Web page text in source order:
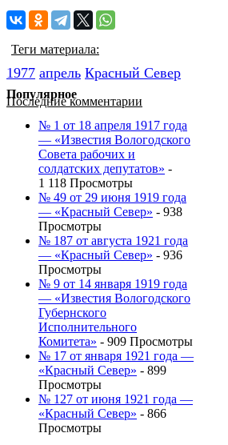
Теги материала:
1977 апрель Красный Cевер
Последние комментарии
Популярное
№ 1 от 18 апреля 1917 года
— «Известия Вологодского
Совета рабочих и
солдатских депутатов» -
1 118 Просмотры
№ 49 от 29 июня 1919 года
— «Красный Север» - 938
Просмотры
№ 187 от августа 1921 года
— «Красный Север» - 936
Просмотры
№ 9 от 14 января 1919 года
— «Известия Вологодского
Губернского
Исполнительного
Комитета» - 909 Просмотры
№ 17 от января 1921 года —
«Красный Север» - 899
Просмотры
№ 127 от июня 1921 года —
«Красный Север» - 866
Просмотры